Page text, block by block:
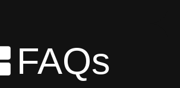
FAQs